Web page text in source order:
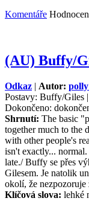
Komentáře
(AU) Buffy/
Odkaz | Autor:
Postavy: Buffy/Giles
Dokončeno:
Shrnutí: The basic
together much to the
with other people's
isn't exactly...
late./ Buffy se přes
Gilesem. Je natolik
okolí, že nezpozoruje
Klíčová slova: lehké